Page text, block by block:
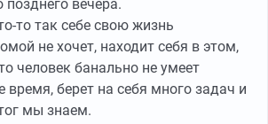
позднего вечера.
то так себе свою жизнь
не хочет, находит себя в этом,
человек банально не умеет
время, берет на себя много задач и
мы знаем.